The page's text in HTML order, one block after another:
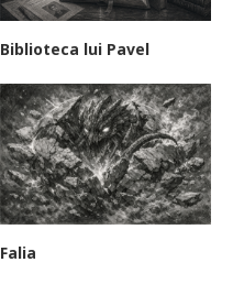
Biblioteca lui Pavel
Falia